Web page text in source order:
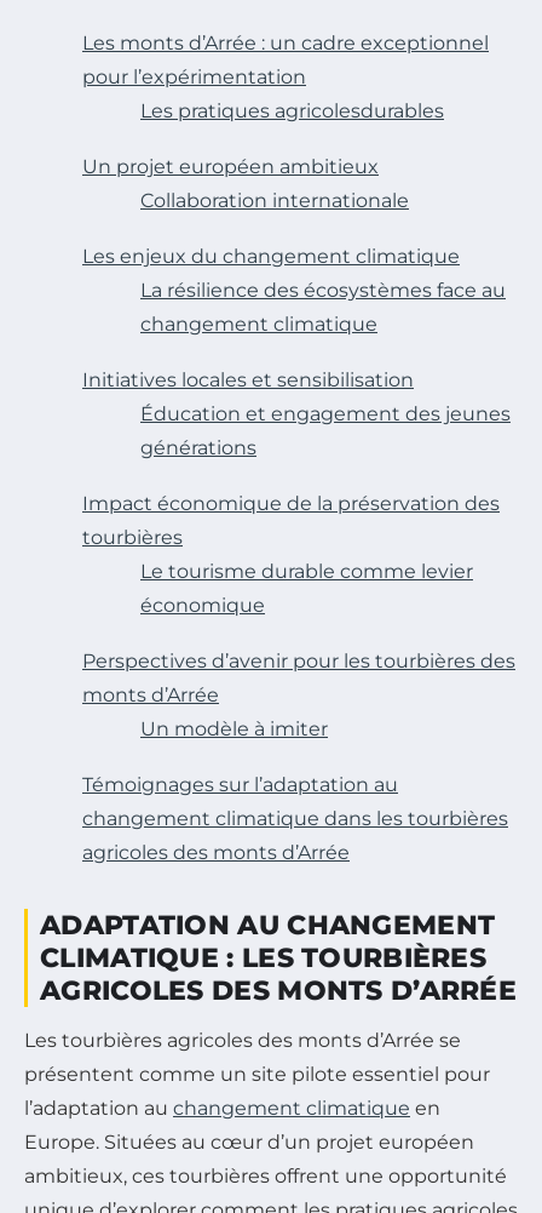
Les monts d’Arrée : un cadre exceptionnel
pour l’expérimentation
Les pratiques agricolesdurables
Un projet européen ambitieux
Collaboration internationale
Les enjeux du changement climatique
La résilience des écosystèmes face au
changement climatique
Initiatives locales et sensibilisation
Éducation et engagement des jeunes
générations
Impact économique de la préservation des
tourbières
Le tourisme durable comme levier
économique
Perspectives d’avenir pour les tourbières des
monts d’Arrée
Un modèle à imiter
Témoignages sur l’adaptation au
changement climatique dans les tourbières
agricoles des monts d’Arrée
ADAPTATION AU CHANGEMENT
CLIMATIQUE : LES TOURBIÈRES
AGRICOLES DES MONTS D’ARRÉE
Les tourbières agricoles des monts d’Arrée se
présentent comme un site pilote essentiel pour
l’adaptation au changement climatique en
Europe. Situées au cœur d’un projet européen
ambitieux, ces tourbières offrent une opportunité